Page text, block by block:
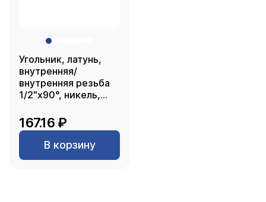
Угольник, латунь,
внутренняя/
внутренняя резьба
1/2"х90°, никель,
167.16 ₽
В корзину